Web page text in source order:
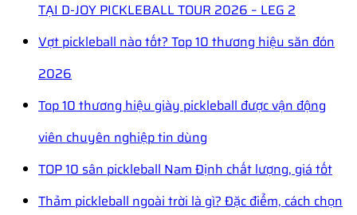
TẠI D-JOY PICKLEBALL TOUR 2026 – LEG 2
Vợt pickleball nào tốt? Top 10 thương hiệu săn đón
2026
Top 10 thương hiệu giày pickleball được vận động
viên chuyên nghiệp tin dùng
TOP 10 sân pickleball Nam Định chất lượng, giá tốt
Thảm pickleball ngoài trời là gì? Đặc điểm, cách chọn